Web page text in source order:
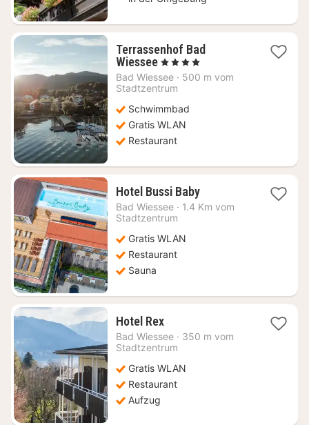
Terrassenhof Bad
Wiessee1
Nacht
ab
€
, 4 Sterne
Bad Wiessee · 500 m vom
Stadtzentrum
Schwimmbad
Gratis WLAN
Restaurant
Hotel Bussi Baby1
Nacht
Bad Wiessee · 1.4 Km vom
Stadtzentrum
Gratis WLAN
Restaurant
Sauna
Hotel Rex1
Nacht
ab
€
Bad Wiessee · 350 m vom
Stadtzentrum
Gratis WLAN
Restaurant
Aufzug